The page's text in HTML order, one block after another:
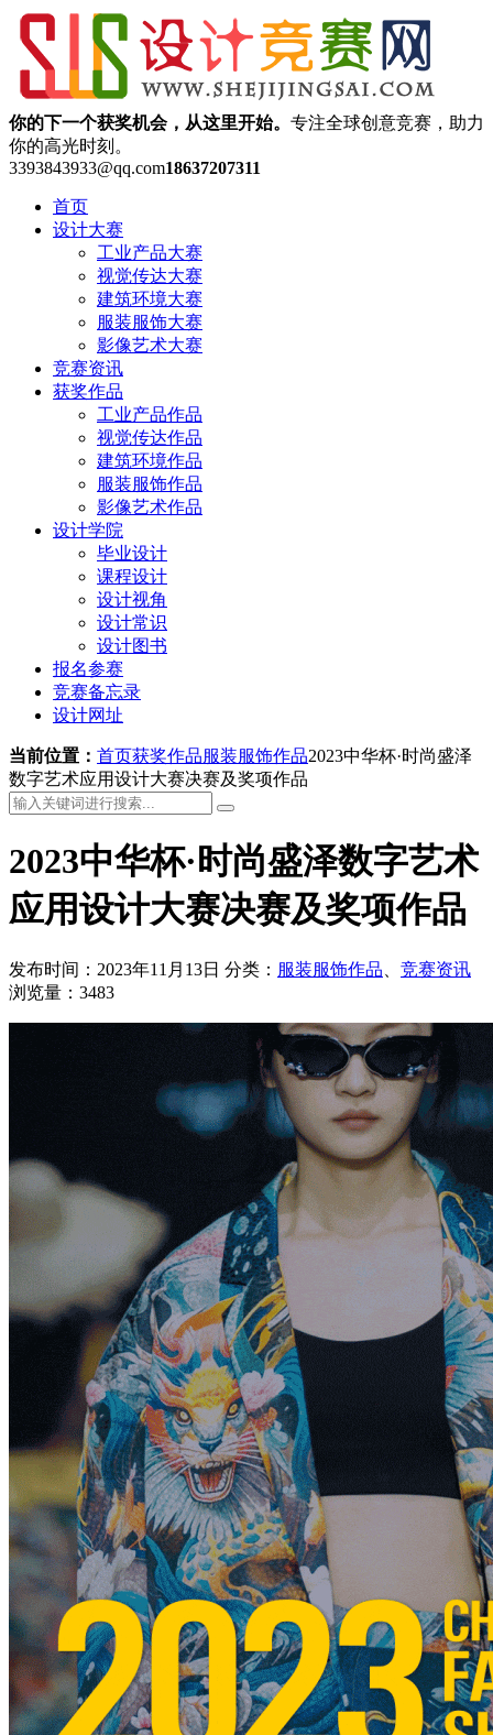
你的下一个获奖机会，从这里开始。 专注全球创意竞赛，助力
你的高光时刻。
3393843933@qq.com18637207311
首页
设计大赛
工业产品大赛
视觉传达大赛
建筑环境大赛
服装服饰大赛
影像艺术大赛
竞赛资讯
获奖作品
工业产品作品
视觉传达作品
建筑环境作品
服装服饰作品
影像艺术作品
设计学院
毕业设计
课程设计
设计视角
设计常识
设计图书
报名参赛
竞赛备忘录
设计网址
当前位置： 首页获奖作品服装服饰作品2023中华杯·时尚盛泽
数字艺术应用设计大赛决赛及奖项作品
2023中华杯·时尚盛泽数字艺术
应用设计大赛决赛及奖项作品
发布时间：2023年11月13日 分类： 服装服饰作品
竞赛资讯
浏览量：3483